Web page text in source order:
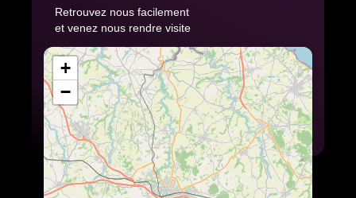
Retrouvez nous facilement
et venez nous rendre visite
+
−